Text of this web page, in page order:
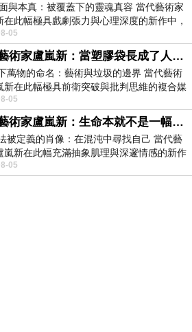
與本真：被覆蓋下的靈魂真容 當代藝術家
在此幅極具戲劇張力與心理深度的新作中，
感豐富的紙材肌理、墨痕與大膽的
05
當代藝術家盧嵐新：當塑膠袋長成了人的模樣，我們的目光是否學會了放下偏見？
萬物的命名：藝術與垃圾的邊界 當代藝術
新在此幅極具前衛突破與批判思維的複合媒
中，直接將被大眾定義為廢棄物
05
當代藝術家盧嵐新：生命本就不是一幅能被定義的肖像，在混亂與交疊中拼湊完整的靈魂
被定義的肖像：在混沌中尋找自己 當代藝
嵐新在此幅充滿抽象肌理與深邃情感的新作
灰白為基底，交織著塗抹、刮擦與
05